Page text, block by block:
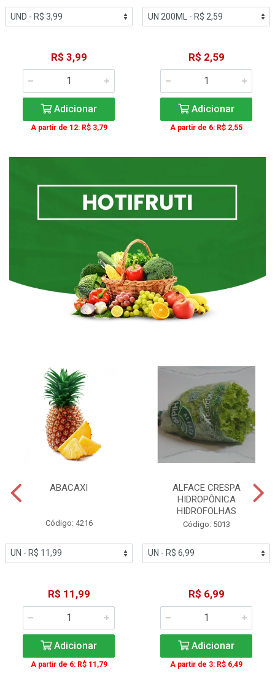
R$ 3,99
Adicionar
A partir de 12: R$ 3,79
R$ 2,59
Adicionar
A partir de 6: R$ 2,55
ABACAXI
Código: 4216
R$ 11,99
Adicionar
A partir de 6: R$ 11,79
ALFACE CRESPA
HIDROPÔNICA
HIDROFOLHAS
Código: 5013
R$ 6,99
Adicionar
A partir de 3: R$ 6,49